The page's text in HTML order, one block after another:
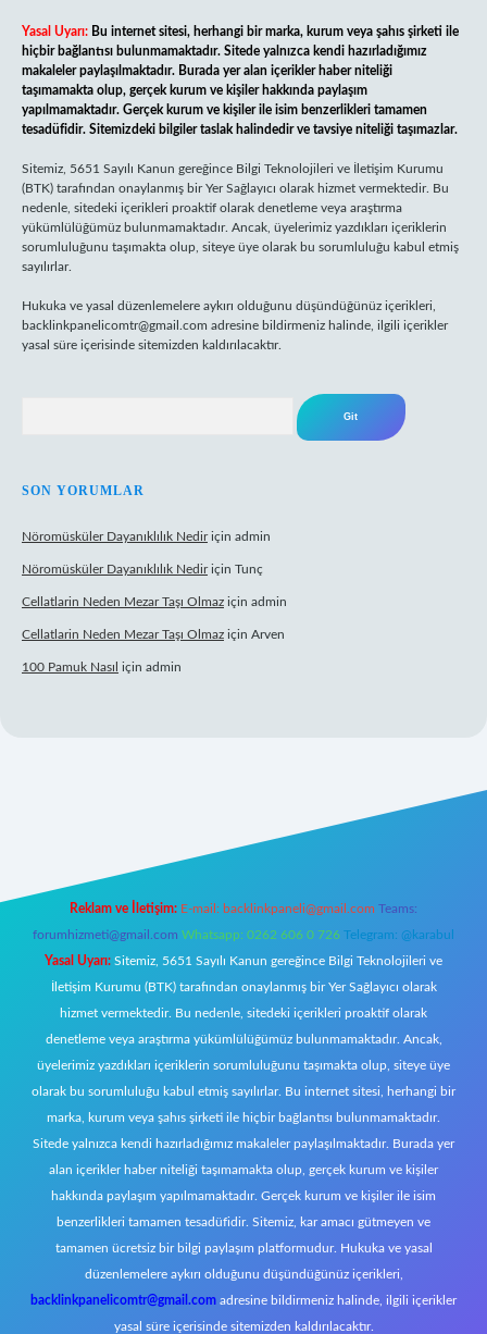
Yasal Uyarı: Bu internet sitesi, herhangi bir marka, kurum veya şahıs şirketi ile
hiçbir bağlantısı bulunmamaktadır. Sitede yalnızca kendi hazırladığımız
makaleler paylaşılmaktadır. Burada yer alan içerikler haber niteliği
taşımamakta olup, gerçek kurum ve kişiler hakkında paylaşım
yapılmamaktadır. Gerçek kurum ve kişiler ile isim benzerlikleri tamamen
tesadüfidir. Sitemizdeki bilgiler taslak halindedir ve tavsiye niteliği taşımazlar.
Sitemiz, 5651 Sayılı Kanun gereğince Bilgi Teknolojileri ve İletişim Kurumu
(BTK) tarafından onaylanmış bir Yer Sağlayıcı olarak hizmet vermektedir. Bu
nedenle, sitedeki içerikleri proaktif olarak denetleme veya araştırma
yükümlülüğümüz bulunmamaktadır. Ancak, üyelerimiz yazdıkları içeriklerin
sorumluluğunu taşımakta olup, siteye üye olarak bu sorumluluğu kabul etmiş
sayılırlar.
Hukuka ve yasal düzenlemelere aykırı olduğunu düşündüğünüz içerikleri,
backlinkpanelicomtr@gmail.com adresine bildirmeniz halinde, ilgili içerikler
yasal süre içerisinde sitemizden kaldırılacaktır.
SON YORUMLAR
Nöromüsküler Dayanıklılık Nediriçin admin
Nöromüsküler Dayanıklılık Nediriçin Tunç
Cellatlarin Neden Mezar Taşı Olmaz için admin
Cellatlarin Neden Mezar Taşı Olmaz için Arven
100 Pamuk Nasıl için admin
Reklam ve İletişim: E-mail: backlinkpaneli@gmail.com Teams:
forumhizmeti@gmail.com Whatsapp: 0262 606 0 726 Telegram: @karabul
Yasal Uyarı: Sitemiz, 5651 Sayılı Kanun gereğince Bilgi Teknolojileri ve
İletişim Kurumu (BTK) tarafından onaylanmış bir Yer Sağlayıcı olarak
hizmet vermektedir. Bu nedenle, sitedeki içerikleri proaktif olarak
denetleme veya araştırma yükümlülüğümüz bulunmamaktadır. Ancak,
üyelerimiz yazdıkları içeriklerin sorumluluğunu taşımakta olup, siteye üye
olarak bu sorumluluğu kabul etmiş sayılırlar. Bu internet sitesi, herhangi bir
marka, kurum veya şahıs şirketi ile hiçbir bağlantısı bulunmamaktadır.
Sitede yalnızca kendi hazırladığımız makaleler paylaşılmaktadır. Burada yer
alan içerikler haber niteliği taşımamakta olup, gerçek kurum ve kişiler
hakkında paylaşım yapılmamaktadır. Gerçek kurum ve kişiler ile isim
benzerlikleri tamamen tesadüfidir. Sitemiz, kar amacı gütmeyen ve
tamamen ücretsiz bir bilgi paylaşım platformudur. Hukuka ve yasal
düzenlemelere aykırı olduğunu düşündüğünüz içerikleri,
backlinkpanelicomtr@gmail.com adresine bildirmeniz halinde, ilgili içerikler
yasal süre içerisinde sitemizden kaldırılacaktır.